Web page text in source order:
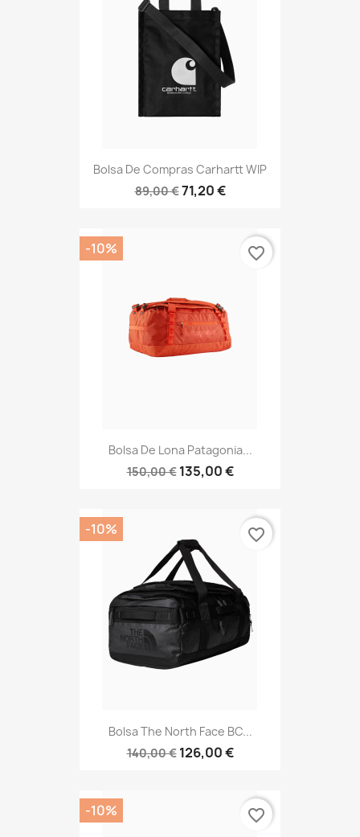
Bolsa De Compras Carhartt WIP
89,00 €71,20 €
Bolsa De Lona Patagonia...
150,00 € 135,00 €
-10% favorite_border
Bolsa The North Face BC...
140,00 € 126,00 €
-10% favorite_border
-10% favorite_border